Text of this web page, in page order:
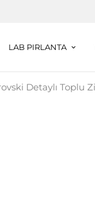
LAB PIRLANTA
Detaylı Toplu